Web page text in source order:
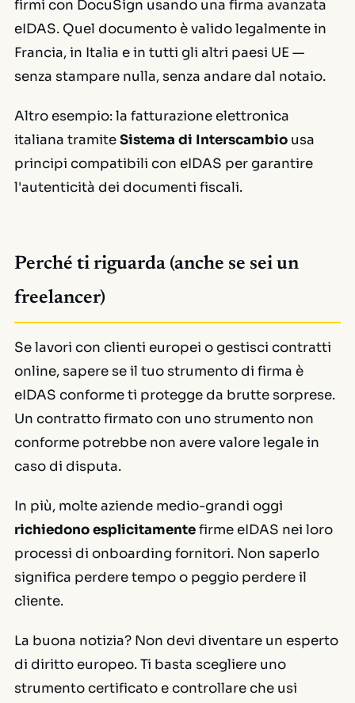
firmi con DocuSign usando una firma avanzata
eIDAS. Quel documento è valido legalmente in
Francia, in Italia e in tutti gli altri paesi UE —
senza stampare nulla, senza andare dal notaio.
Altro esempio: la fatturazione elettronica
italiana tramiteSistema di Interscambio usa
principi compatibili con eIDAS per garantire
l'autenticità dei documenti fiscali.
Perché ti riguarda (anche se sei un
freelancer)
Se lavori con clienti europei o gestisci contratti
online, sapere se il tuo strumento di firma è
eIDAS conforme ti protegge da brutte sorprese.
Un contratto firmato con uno strumento non
conforme potrebbe non avere valore legale in
caso di disputa.
In più, molte aziende medio-grandi oggi
richiedono esplicitamentefirme eIDAS nei loro
processi di onboarding fornitori. Non saperlo
significa perdere tempo o peggio perdere il
cliente.
La buona notizia? Non devi diventare un esperto
di diritto europeo. Ti basta scegliere uno
strumento certificato e controllare che usi